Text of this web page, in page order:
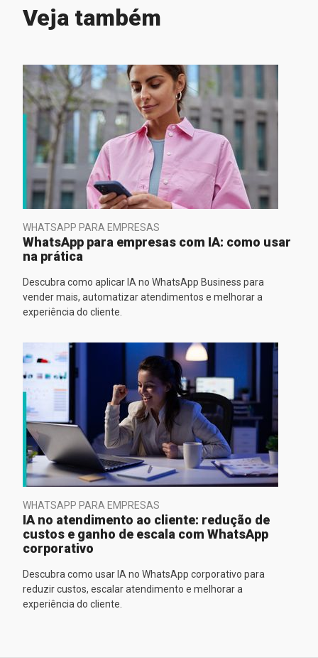
Veja também
WHATSAPP PARA EMPRESAS
WhatsApp para empresas com IA: como usar
na prática
Descubra como aplicar IA no WhatsApp Business para
vender mais, automatizar atendimentos e melhorar a
experiência do cliente.
WHATSAPP PARA EMPRESAS
IA no atendimento ao cliente: redução de
custos e ganho de escala com WhatsApp
corporativo
Descubra como usar IA no WhatsApp corporativo para
reduzir custos, escalar atendimento e melhorar a
experiência do cliente.